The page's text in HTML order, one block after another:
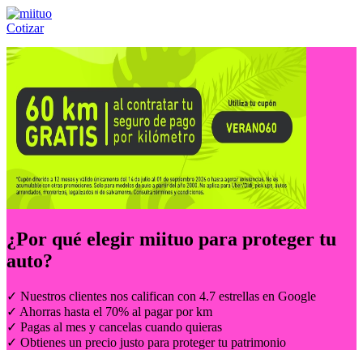
Cotizar
Llámanos al:(55) 84-21-05-00 ó
¿Por qué elegir miituo para proteger tu
auto?
✓ Nuestros clientes nos califican con 4.7 estrellas en Google
✓ Ahorras hasta el 70% al pagar por km
✓ Pagas al mes y cancelas cuando quieras
✓ Obtienes un precio justo para proteger tu patrimonio